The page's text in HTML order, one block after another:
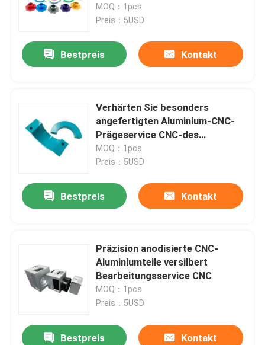
MOQ：1pcs
Preis：5USD
Bestpreis Kontakt
Verhärten Sie besonders
angefertigten Aluminium-CNC-
Prägeservice CNC-des
Aluminiumteil-langlebigen Gutes
MOQ：1pcs
Preis：5USD
Bestpreis Kontakt
Präzision anodisierte CNC-
Aluminiumteile versilbert
Bearbeitungsservice CNC
MOQ：1pcs
Preis：5USD
Bestpreis Kontakt